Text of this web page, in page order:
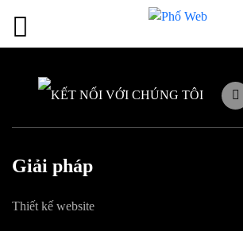
KẾT NỐI VỚI CHÚNG TÔI
Giải pháp
Thiết kế website